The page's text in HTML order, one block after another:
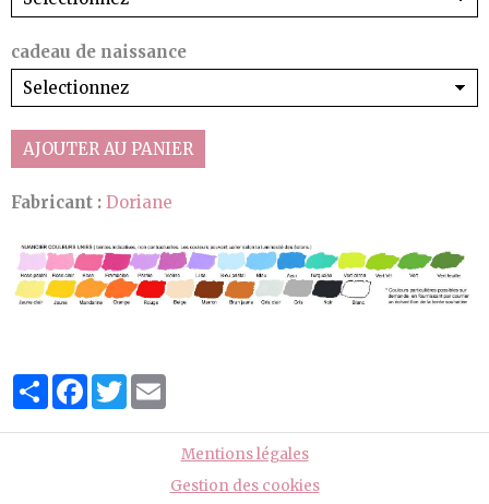
cadeau de naissance
AJOUTER AU PANIER
Fabricant : Doriane
PartagerFacebook
Twitter
Mentions légales
Gestion des cookies